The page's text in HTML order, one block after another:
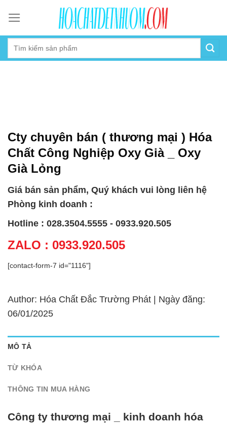
content
Cty chuyên bán ( thương mại ) Hóa
Chất Công Nghiệp Oxy Già _ Oxy
Già Lỏng
Giá bán sản phẩm, Quý khách vui lòng liên hệ
Phòng kinh doanh :
Hotline : 028.3504.5555 - 0933.920.505
ZALO : 0933.920.505
[contact-form-7 id="1116"]
Author: Hóa Chất Đắc Trường Phát | Ngày đăng:
06/01/2025
MÔ TẢ
TỪ KHÓA
THÔNG TIN MUA HÀNG
Công ty thương mại _ kinh doanh hóa